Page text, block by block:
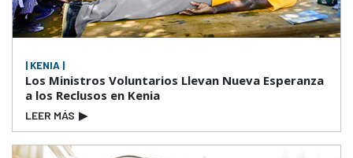
| KENIA |
Los Ministros Voluntarios Llevan Nueva Esperanza
a los Reclusos en Kenia
LEER MÁS ▶